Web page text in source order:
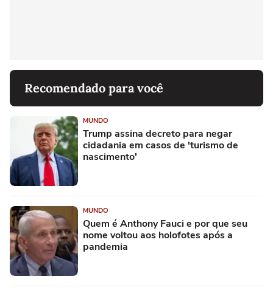
Recomendado para você
MUNDO
Trump assina decreto para negar
cidadania em casos de 'turismo de
nascimento'
MUNDO
Quem é Anthony Fauci e por que seu
nome voltou aos holofotes após a
pandemia